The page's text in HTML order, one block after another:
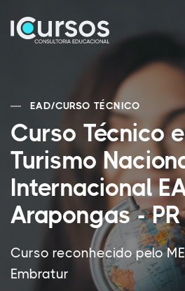
EAD/CURSO TÉCNICO
Curso Técnico
Turismo
Internacional
Arapongas - PR
Curso reconhecido pelo
Embratur